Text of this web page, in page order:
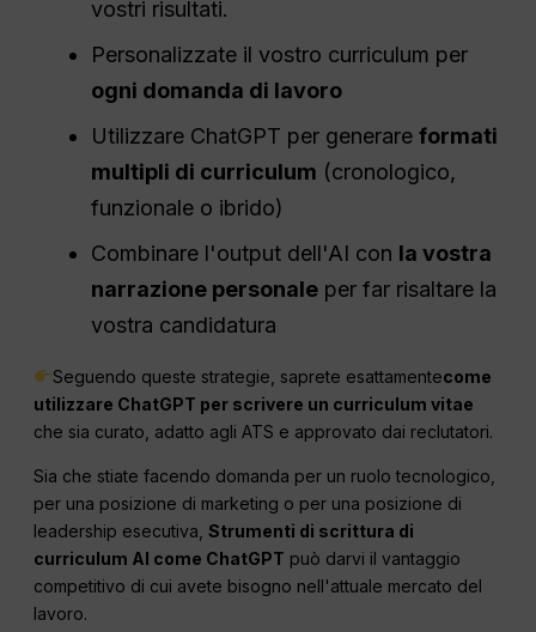
vostri risultati.
Personalizzate il vostro curriculum per
ogni domanda di lavoro
Utilizzare ChatGPT per generareformati
multipli di curriculum (cronologico,
funzionale o ibrido)
Combinare l'output dell'AI con la vostra
narrazione personale per far risaltare la
vostra candidatura
Seguendo queste strategie, saprete esattamentecome
utilizzare ChatGPT per scrivere un curriculum vitae
che sia curato, adatto agli ATS e approvato dai reclutatori.
Sia che stiate facendo domanda per un ruolo tecnologico,
per una posizione di marketing o per una posizione di
leadership esecutiva,Strumenti di scrittura di
curriculum AI come ChatGPT può darvi il vantaggio
competitivo di cui avete bisogno nell'attuale mercato del
lavoro.